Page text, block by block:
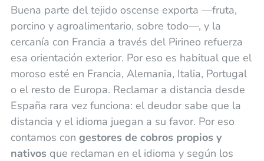
Buena parte del tejido oscense exporta —fruta,
porcino y agroalimentario, sobre todo—, y la
cercanía con Francia a través del Pirineo refuerza
esa orientación exterior. Por eso es habitual que el
moroso esté en Francia, Alemania, Italia, Portugal
o el resto de Europa. Reclamar a distancia desde
España rara vez funciona: el deudor sabe que la
distancia y el idioma juegan a su favor. Por eso
contamos con gestores de cobros propios y
nativos que reclaman en el idioma y según los